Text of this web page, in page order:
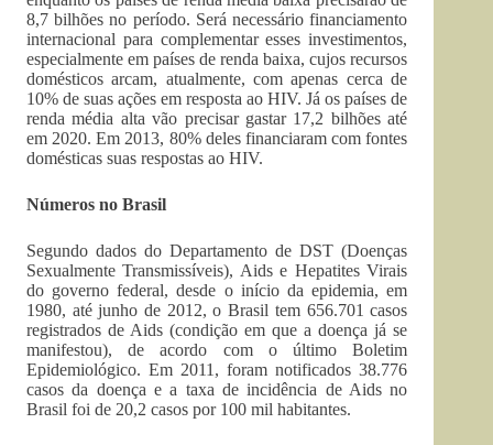
8,7 bilhões no período. Será necessário financiamento
internacional para complementar esses investimentos,
especialmente em países de renda baixa, cujos recursos
domésticos arcam, atualmente, com apenas cerca de
10% de suas ações em resposta ao HIV. Já os países de
renda média alta vão precisar gastar 17,2 bilhões até
em 2020. Em 2013, 80% deles financiaram com fontes
domésticas suas respostas ao HIV.
Números no Brasil
Segundo dados do Departamento de DST (Doenças
Sexualmente Transmissíveis), Aids e Hepatites Virais
do governo federal, desde o início da epidemia, em
1980, até junho de 2012, o Brasil tem 656.701 casos
registrados de Aids (condição em que a doença já se
manifestou), de acordo com o último Boletim
Epidemiológico. Em 2011, foram notificados 38.776
casos da doença e a taxa de incidência de Aids no
Brasil foi de 20,2 casos por 100 mil habitantes.